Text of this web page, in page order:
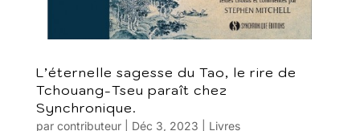
L’éternelle sagesse du Tao, le rire de
Tchouang-Tseu paraît chez
Synchronique.
par contributeur| Déc 3, 2023 Livres